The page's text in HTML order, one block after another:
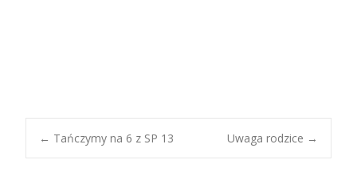
Post
← Tańczymy na 6 z SP 13 Uwaga rodzice →